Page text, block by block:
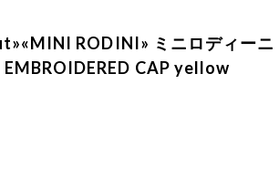
RODINI» ミニロディーニ
EMBROIDERED CAP yellow